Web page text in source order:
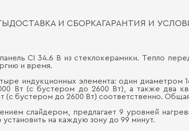
ДОСТАВКА И СБОРКАГАРАНТИЯ И
CI 34.6 B из стеклокерамики. Тепло
и время.
индукционных элемента: один
Вт (с бустером до 2600 Вт), а также два
(с бустером до 2600 Вт) соответственно.
слайдером, предлагает 9 уровней
на каждую зону до 99 минут.